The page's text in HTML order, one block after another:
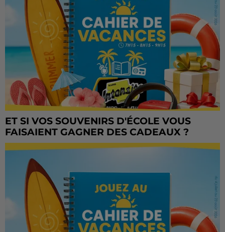
ET SI VOS SOUVENIRS D'ÉCOLE VOUS
FAISAIENT GAGNER DES CADEAUX ?